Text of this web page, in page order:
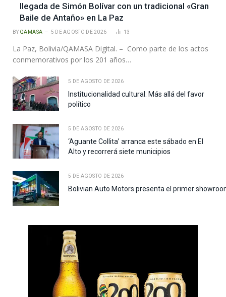
llegada de Simón Bolívar con un tradicional «Gran
Baile de Antaño» en La Paz
BY QAMASA 5 DE AGOSTO DE 2026 13
La Paz, Bolivia/QAMASA Digital. – Como parte de los actos
conmemorativos por los 201 años…
5 DE AGOSTO DE 2026
Institucionalidad cultural: Más allá del favor
político
5 DE AGOSTO DE 2026
‘Aguante Collita’ arranca este sábado en El
Alto y recorrerá siete municipios
5 DE AGOSTO DE 2026
Bolivian Auto Motors presenta el primer